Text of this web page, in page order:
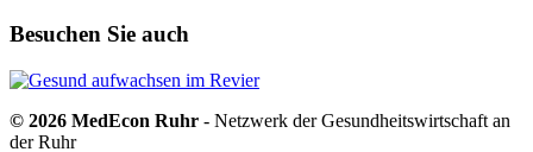
Besuchen Sie auch
© 2026 MedEcon Ruhr - Netzwerk der Gesundheitswirtschaft an
der Ruhr